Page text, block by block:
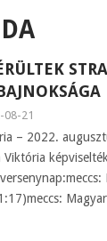
08-21
– 2022.
Viktória